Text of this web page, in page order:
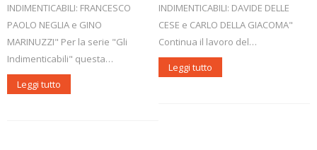
INDIMENTICABILI: FRANCESCO
PAOLO NEGLIA e GINO
MARINUZZI" Per la serie "Gli
Indimenticabili" questa…
Leggi tutto
INDIMENTICABILI: DAVIDE DELLE
CESE e CARLO DELLA GIACOMA"
Continua il lavoro del…
Leggi tutto